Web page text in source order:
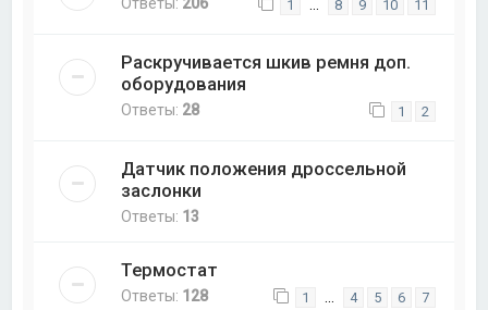
1 8 9 10 11
Раскручивается шкив ремня доп.
оборудования
Ответы: 28 1 2
Датчик положения дроссельной
заслонки
Ответы: 13
Термостат
Ответы: 128 1 … 4 5 6 7